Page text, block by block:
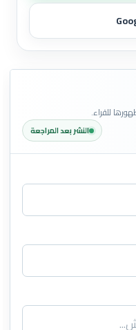
للقراء.
النشر بعد المراجعة